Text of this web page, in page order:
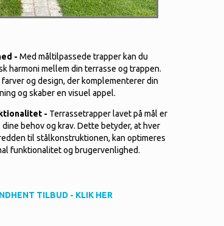
- Med måltilpassede trapper kan du
harmoni mellem din terrasse og trappen.
og design, der komplementerer din
og skaber en visuel appel.
- Terrassetrapper lavet på mål er
behov og krav. Dette betyder, at hver
til stålkonstruktionen, kan optimeres
funktionalitet og brugervenlighed.
TILBUD - KLIK HER